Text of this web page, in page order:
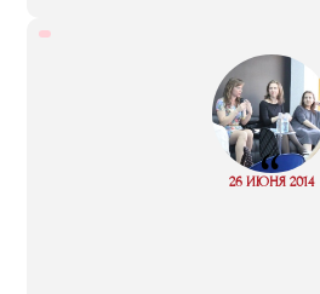
“
26 ИЮНЯ 2014
Read